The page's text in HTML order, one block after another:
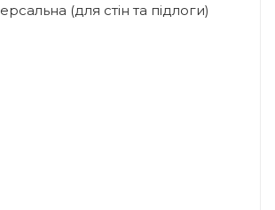
(для стін та підлоги)